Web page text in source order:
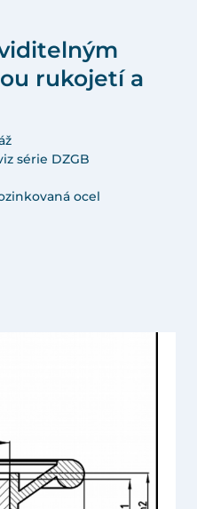
rukojetí a
série DZGB
ocel